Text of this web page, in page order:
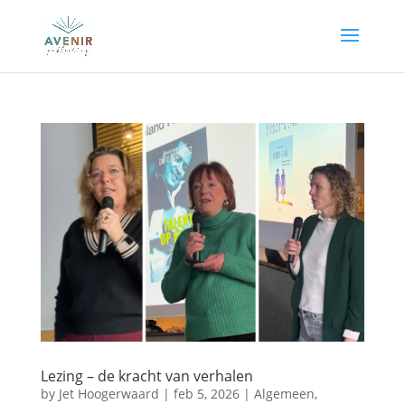
Lezing – de kracht van verhalen
by Jet Hoogerwaard | feb 5, 2026| Algemeen,